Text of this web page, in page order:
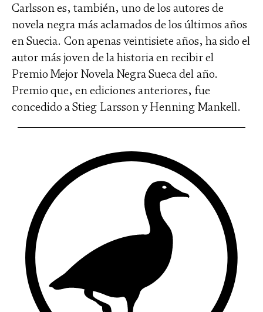
Carlsson es, también, uno de los autores de
novela negra más aclamados de los últimos años
en Suecia. Con apenas veintisiete años, ha sido el
autor más joven de la historia en recibir el
Premio Mejor Novela Negra Sueca del año.
Premio que, en ediciones anteriores, fue
concedido a Stieg Larsson y Henning Mankell.